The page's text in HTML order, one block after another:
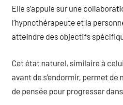
Elle s’appuie sur une
l’hypnothérapeute et la
atteindre des objectifs
Cet état naturel, similaire à
avant de s’endormir, permet
de pensée pour progresser